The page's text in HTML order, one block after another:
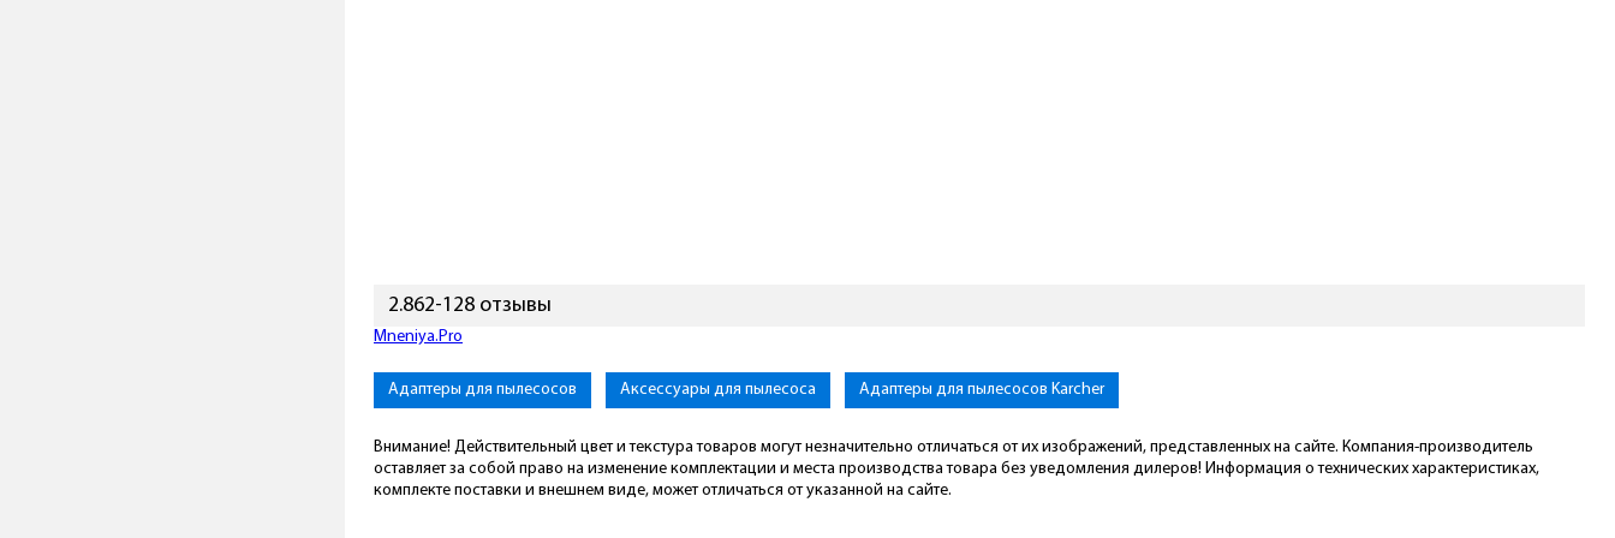
2.862-128 отзывы
Mneniya.Pro
Адаптеры для пылесосов Аксессуары для пылесоса Адаптеры для пылесосов Karcher
Внимание! Действительный цвет и текстура товаров могут незначительно отличаться от их изображений, представленных на сайте. Компания-производитель
оставляет за собой право на изменение комплектации и места производства товара без уведомления дилеров! Информация о технических характеристиках,
комплекте поставки и внешнем виде, может отличаться от указанной на сайте.